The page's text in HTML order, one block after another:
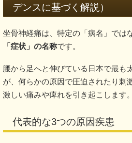
デンスに基づく解説）
坐骨神経痛は、特定の「病名」では
「症状」の名称です。
腰から足へと伸びている日本で最も
が、何らかの原因で圧迫されたり刺
激しい痛みや痺れを引き起こします。
代表的な3つの原因疾患